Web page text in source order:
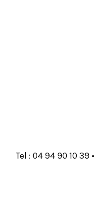
Tel : •
93 01 09 49 40